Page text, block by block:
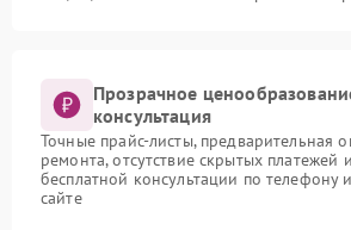
Прозрачное
консультация
Точные прайс-листы, предварительная
ремонта, отсутствие скрытых платежей
бесплатной консультации по телефону
сайте